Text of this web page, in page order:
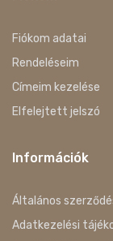
Fiókom adatai
Rendeléseim
Címeim kezelése
Elfelejtett jelszó
Információk
Általános
Adatkezelési